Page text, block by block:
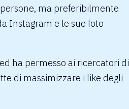
ma preferibilmente
Instagram e le sue foto
ha permesso ai ricercatori di
di massimizzare i like degli